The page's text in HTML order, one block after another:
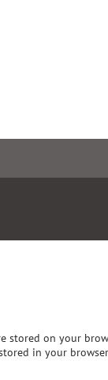
stored on your
in your